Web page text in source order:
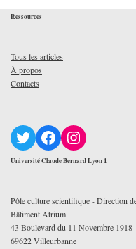
Ressources
Tous les articles
À propos
Contacts
Université Claude Bernard Lyon 1
Pôle culture scientifique - Direction
Bâtiment Atrium
43 Boulevard du 11 Novembre 1918
69622 Villeurbanne